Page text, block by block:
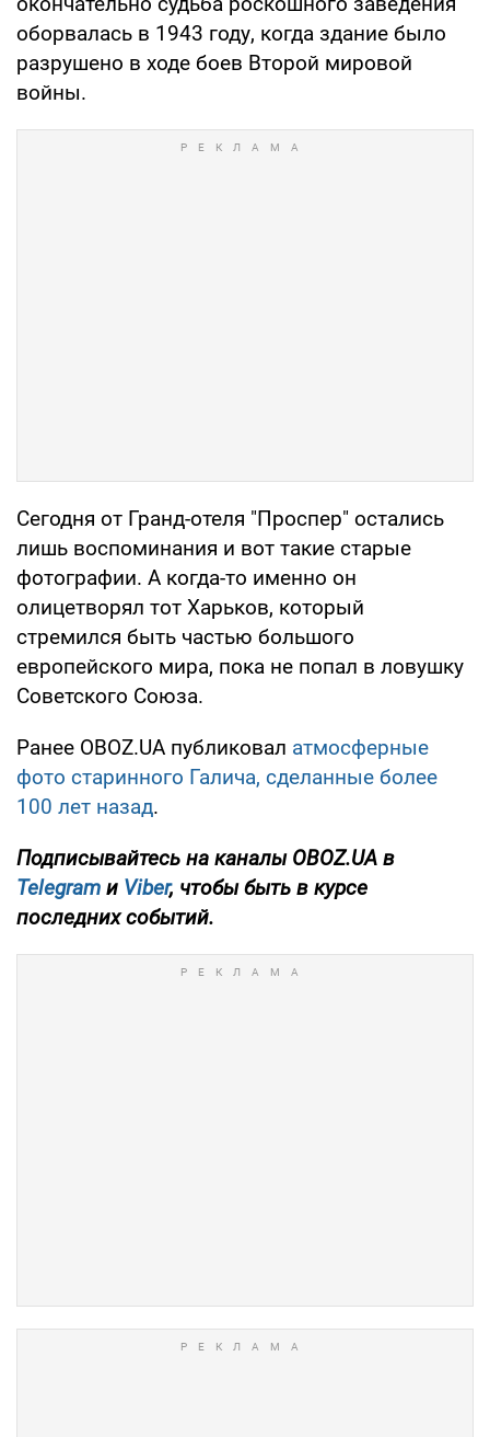
оборвалась в 1943 году, когда здание было
разрушено в ходе боев Второй мировой
войны.
Сегодня от Гранд-отеля "Проспер" остались
лишь воспоминания и вот такие старые
фотографии. А когда-то именно он
олицетворял тот Харьков, который
стремился быть частью большого
европейского мира, пока не попал в ловушку
Советского Союза.
Ранее OBOZ.UA публиковал атмосферные
фото старинного Галича, сделанные более
100 лет назад.
Подписывайтесь на каналы OBOZ.UA в
Telegram и Viber, чтобы быть в курсе
последних событий.